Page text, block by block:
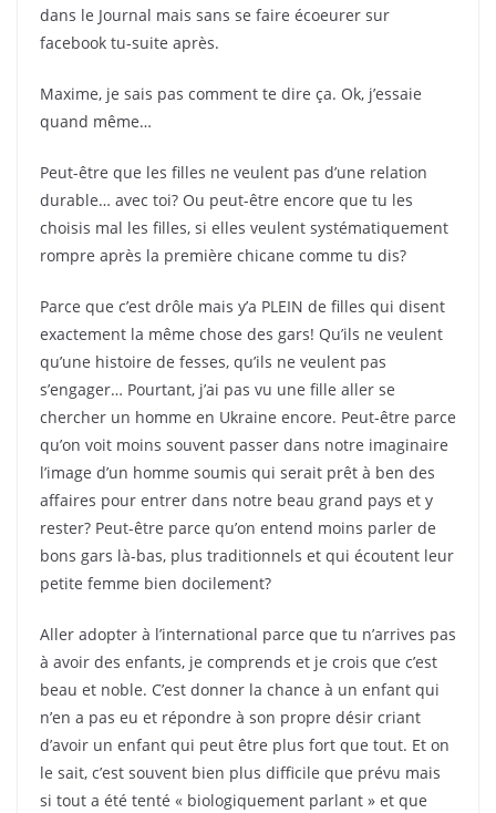
dans le Journal mais sans se faire écoeurer sur
facebook tu-suite après.
Maxime, je sais pas comment te dire ça. Ok, j’essaie
quand même…
Peut-être que les filles ne veulent pas d’une relation
durable… avec toi? Ou peut-être encore que tu les
choisis mal les filles, si elles veulent systématiquement
rompre après la première chicane comme tu dis?
Parce que c’est drôle mais y’a PLEIN de filles qui disent
exactement la même chose des gars! Qu’ils ne veulent
qu’une histoire de fesses, qu’ils ne veulent pas
s’engager… Pourtant, j’ai pas vu une fille aller se
chercher un homme en Ukraine encore. Peut-être parce
qu’on voit moins souvent passer dans notre imaginaire
l’image d’un homme soumis qui serait prêt à ben des
affaires pour entrer dans notre beau grand pays et y
rester? Peut-être parce qu’on entend moins parler de
bons gars là-bas, plus traditionnels et qui écoutent leur
petite femme bien docilement?
Aller adopter à l’international parce que tu n’arrives pas
à avoir des enfants, je comprends et je crois que c’est
beau et noble. C’est donner la chance à un enfant qui
n’en a pas eu et répondre à son propre désir criant
d’avoir un enfant qui peut être plus fort que tout. Et on
le sait, c’est souvent bien plus difficile que prévu mais
si tout a été tenté « biologiquement parlant » et que